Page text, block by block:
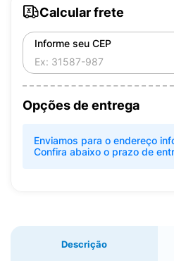
Calcular frete
Informe seu CEP
Opções de entrega
Enviamos para o endereço
Confira abaixo o prazo de
Descrição